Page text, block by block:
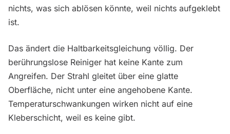
nichts, was sich ablösen könnte, weil nichts aufgeklebt
ist.
Das ändert die Haltbarkeitsgleichung völlig. Der
berührungslose Reiniger hat keine Kante zum
Angreifen. Der Strahl gleitet über eine glatte
Oberfläche, nicht unter eine angehobene Kante.
Temperaturschwankungen wirken nicht auf eine
Kleberschicht, weil es keine gibt.